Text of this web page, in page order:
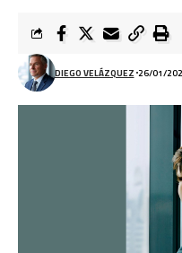
DIEGO VELÁZQUEZ 26/01/